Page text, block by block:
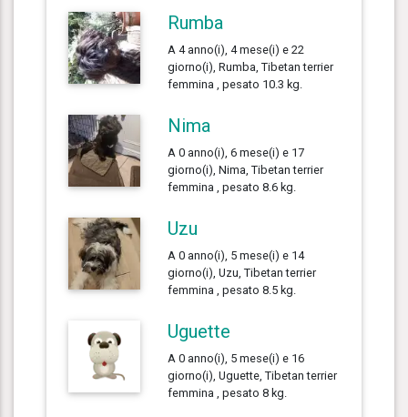
Rumba
A 4 anno(i), 4 mese(i) e 22
giorno(i), Rumba, Tibetan terrier
femmina , pesato 10.3 kg.
Nima
A 0 anno(i), 6 mese(i) e 17
giorno(i), Nima, Tibetan terrier
femmina , pesato 8.6 kg.
Uzu
A 0 anno(i), 5 mese(i) e 14
giorno(i), Uzu, Tibetan terrier
femmina , pesato 8.5 kg.
Uguette
A 0 anno(i), 5 mese(i) e 16
giorno(i), Uguette, Tibetan terrier
femmina , pesato 8 kg.